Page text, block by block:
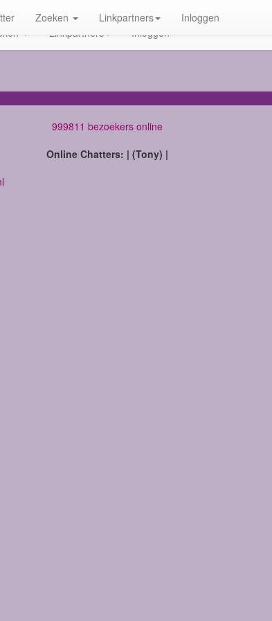
Linkpartners Inloggen
Zoeken Linkpartners Inloggen
999811 bezoekers online
Online Chatters: | (Tony) |